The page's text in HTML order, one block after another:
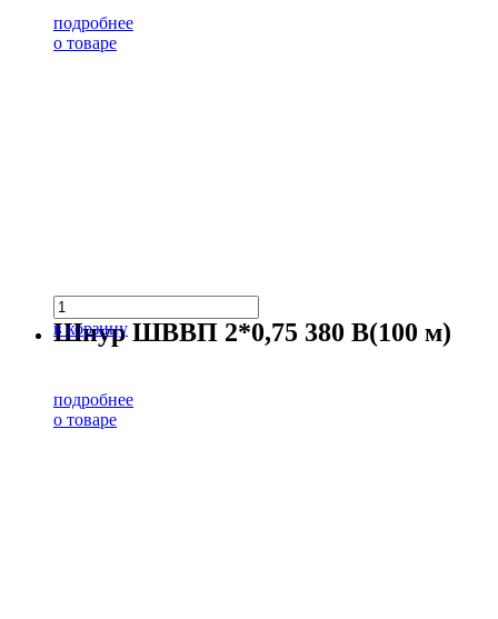
подробнее
о товаре
в корзину
Шнур ШВВП 2*0,75 380 В(100 м)
подробнее
о товаре